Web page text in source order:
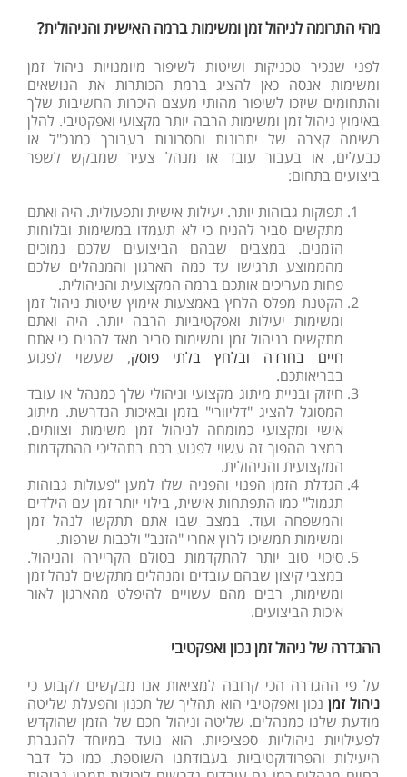
מהי התרומה לניהול זמן ומשימות ברמה האישית והניהולית?
לפני שנכיר טכניקות ושיטות לשיפור מיומנויות ניהול זמן
ומשימות אנסה כאן להציג ברמת הכותרות את הנושאים
והתחומים שיזכו לשיפור מהותי מעצם היכרות החשיבות שלך
באימוץ ניהול זמן ומשימות הרבה יותר מקצועי ואפקטיבי. להלן
רשימה קצרה של יתרונות וחסרונות בעבורך כמנכ"ל או
כבעלים, או בעבור עובד או מנהל צעיר שמבקש לשפר
ביצועים בתחום:
תפוקות גבוהות יותר. יעילות אישית ותפעולית. היה ואתם
מתקשים סביר להניח כי לא תעמדו במשימות ובלוחות
הזמנים. במצבים שבהם הביצועים שלכם נמוכים
מהממוצע תרגישו עד כמה הארגון והמנהלים שלכם
פחות מעריכים אותכם ברמה המקצועית והניהולית.
הקטנת מפלס הלחץ באמצעות אימוץ שיטות ניהול זמן
ומשימות יעילות ואפקטיביות הרבה יותר. היה ואתם
מתקשים בניהול זמן ומשימות סביר מאד להניח כי אתם
חיים בחרדה ובלחץ בלתי פוסק, שעשוי לפגוע
בבריאותכם.
חיזוק ובניית מיתוג מקצועי וניהולי שלך כמנהל או עובד
המסוגל להציג "דליוורי" בזמן ובאיכות הנדרשת. מיתוג
אישי ומקצועי כמומחה לניהול זמן משימות וצוותים.
במצב ההפוך זה עשוי לפגוע בכם בתהליכי ההתקדמות
המקצועית והניהולית.
הגדלת הזמן הפנוי והפניה שלו למען "פעולות גבוהות
תגמול" כמו התפתחות אישית, בילוי יותר זמן עם הילדים
והמשפחה ועוד. במצב שבו אתם תתקשו לנהל זמן
ומשימות תמשיכו לרוץ אחרי "הזנב" ולכבות שרפות.
סיכוי טוב יותר להתקדמות בסולם הקריירה והניהול.
במצבי קיצון שבהם עובדים ומנהלים מתקשים לנהל זמן
ומשימות, רבים מהם עשויים להיפלט מהארגון לאור
איכות הביצועים.
ההגדרה של ניהול זמן נכון ואפקטיבי
על פי ההגדרה הכי קרובה למציאות אנו מבקשים לקבוע כי
ניהול זמן נכון ואפקטיבי הוא תהליך של תכנון והפעלת שליטה
מודעת שלנו כמנהלים. שליטה וניהול חכם של הזמן שהוקדש
לפעילויות ניהוליות ספציפיות. הוא נועד במיוחד להגברת
היעילות והפרודוקטיביות בעבודתנו השוטפת. כמו כל דבר